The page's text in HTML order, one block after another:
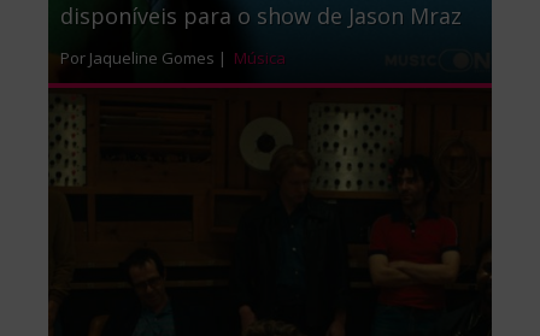
disponíveis para o show de Jason Mraz
Por Jaqueline Gomes | Música